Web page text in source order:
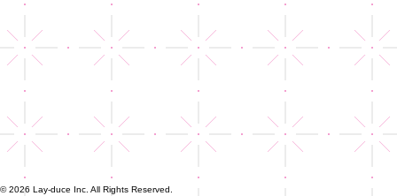
© 2026 Lay-duce Inc. All Rights Reserved.